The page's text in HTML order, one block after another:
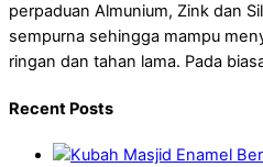
perpaduan Almunium, Zink dan
sempurna sehingga mampu
ringan dan tahan lama. Pada
Recent Posts